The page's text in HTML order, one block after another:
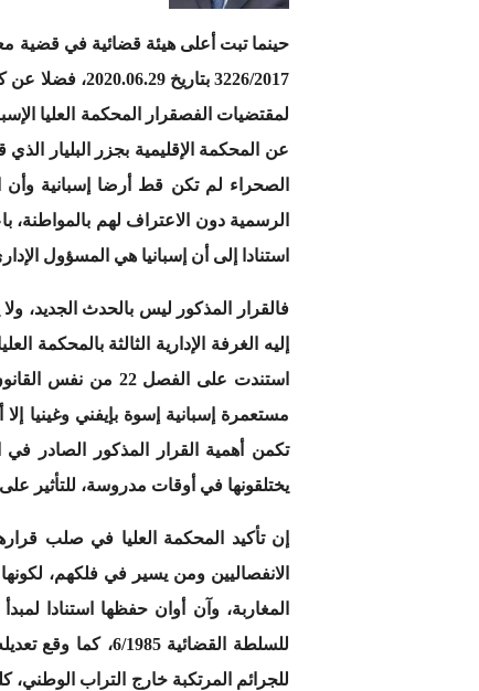
عن المحكمة الإقليمية بجزر البليار
الصحراء لم تكن قط أرضا إسبانية وأن
الرسمية دون الاعتراف لهم بالمواطنة،
استنادا إلى أن إسبانيا هي المسؤول
فالقرار المذكور ليس بالحدث الجديد،
استندت على
تكمن أهمية القرار المذكور الصادر في
يختلقونها في أوقات مدروسة، للتأثير
إن تأكيد المحكمة العليا في صلب
الانفصاليين ومن يسير في فلكهم،
للجرائم المرتكبة خارج التراب